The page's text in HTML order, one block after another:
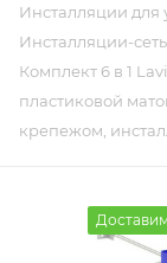
Инсталляции для
Инсталляции-
Комплект 6 в 1
пластиковой
крепежом,